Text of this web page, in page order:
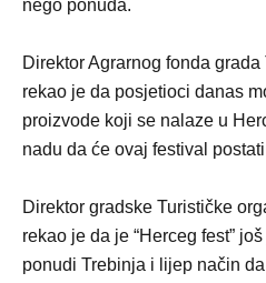
nego ponuda.
Direktor Agrarnog fonda
rekao je da posjetioci danas
proizvode koji se nalaze u
nadu da će ovaj festival
Direktor gradske Turističke
rekao je da je “Herceg fest”
ponudi Trebinja i lijep način